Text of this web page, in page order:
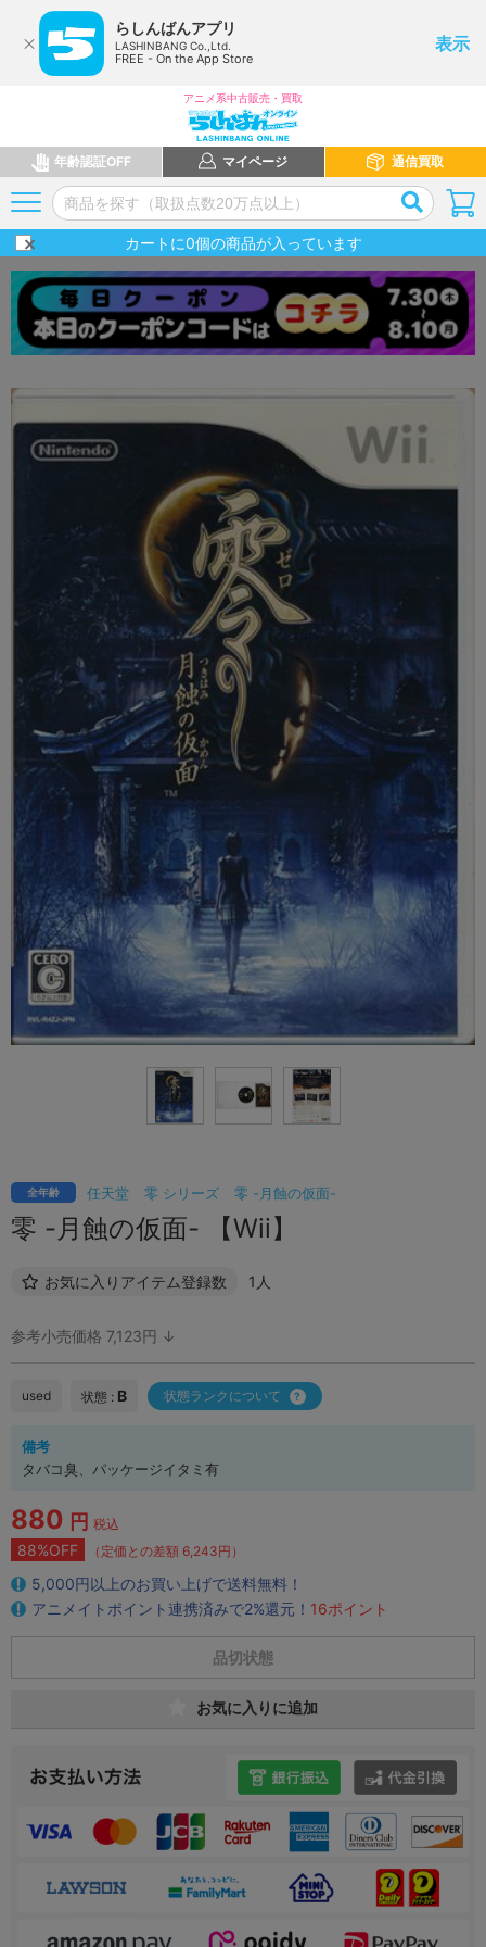
らしんばんアプリ
LASHINBANG Co.,Ltd.
FREE - On the App Store
表示
アニメ系中古販売・買取
年齢認証OFF マイページ 通信買取
カートに0個の商品が入っています
任天堂 零 シリーズ 零 -月蝕の仮面-
全年齢
零 -月蝕の仮面- 【Wii】
お気に入りアイテム登録数 1人
参考小売価格 7,123円 ↓
used 状態 : B 状態ランクについて
備考
タバコ臭、パッケージイタミ有
880 円 税込
88%OFF （定価との差額 6,243円）
5,000円以上のお買い上げで送料無料！
アニメイトポイント連携済みで2%還元！ 16ポイント
品切状態
お気に入りに追加